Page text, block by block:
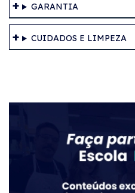
GARANTIA
CUIDADOS E LIMPEZA